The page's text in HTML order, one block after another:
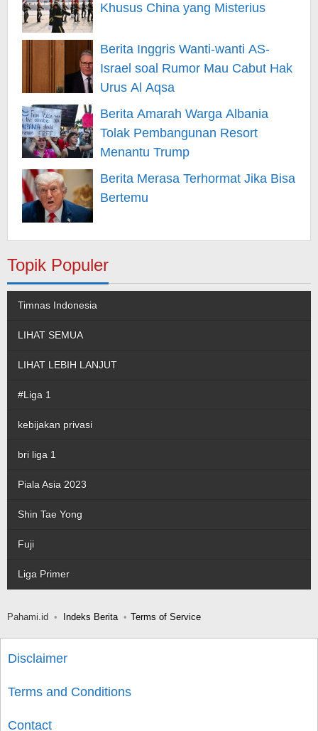
Khusus China yang Misterius
Berita Inggris Wanti-wanti AS-
Israel soal Rumor Mau Cabut Hak
Urus Al Aqsa
Berita Amarah Warga Albania
Tolak Pembangunan Resort
Menantu Trump
Berita Merasa Terhormat Jika Bisa
Bertemu
Topik Populer
Timnas Indonesia
LIHAT SEMUA
LIHAT LEBIH LANJUT
#Liga 1
kebijakan privasi
bri liga 1
Piala Asia 2023
Shin Tae Yong
Fuji
Liga Primer
Pahami.id Indeks Berita Terms of Service
Disclaimer
Terms and Conditions
Contact